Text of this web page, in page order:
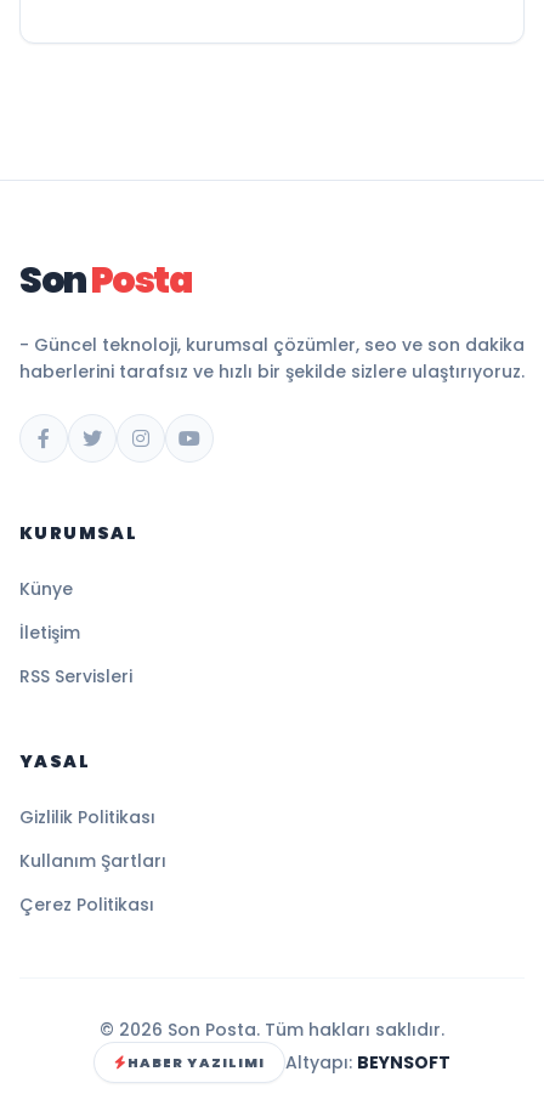
SonPosta
- Güncel teknoloji, kurumsal çözümler, seo ve son dakika
haberlerini tarafsız ve hızlı bir şekilde sizlere ulaştırıyoruz.
KURUMSAL
Künye
İletişim
RSS Servisleri
YASAL
Gizlilik Politikası
Kullanım Şartları
Çerez Politikası
© 2026 Son Posta. Tüm hakları saklıdır.
HABER YAZILIMI Altyapı: BEYNSOFT